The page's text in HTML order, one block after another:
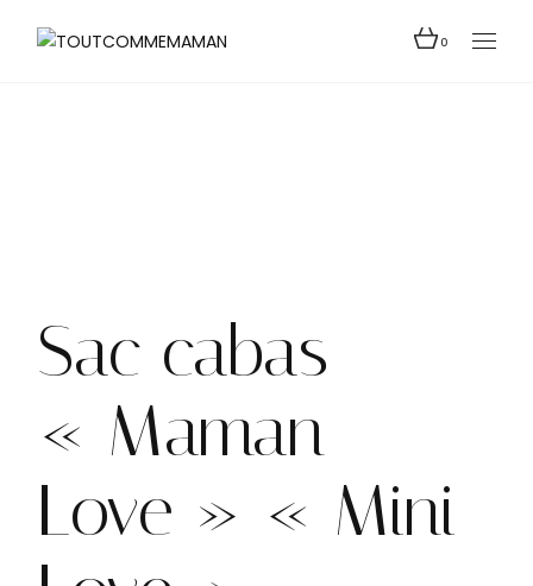
0
Sac cabas
« Maman
Love » « Mini